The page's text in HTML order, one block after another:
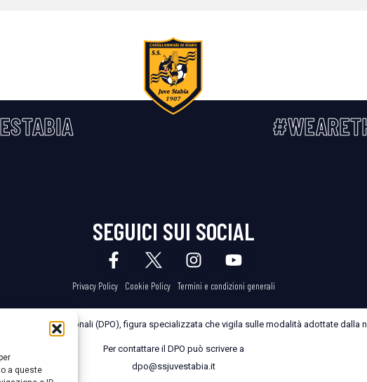
a queste
SEGUICI SUI SOCIAL
Privacy Policy Cookie Policy Termini e condizioni generali
dei Dati Personali (DPO), figura specializzata che vigila sulle modalità adottate dalla
Per contattare il DPO può scrivere a
dpo@ssjuvestabia.it